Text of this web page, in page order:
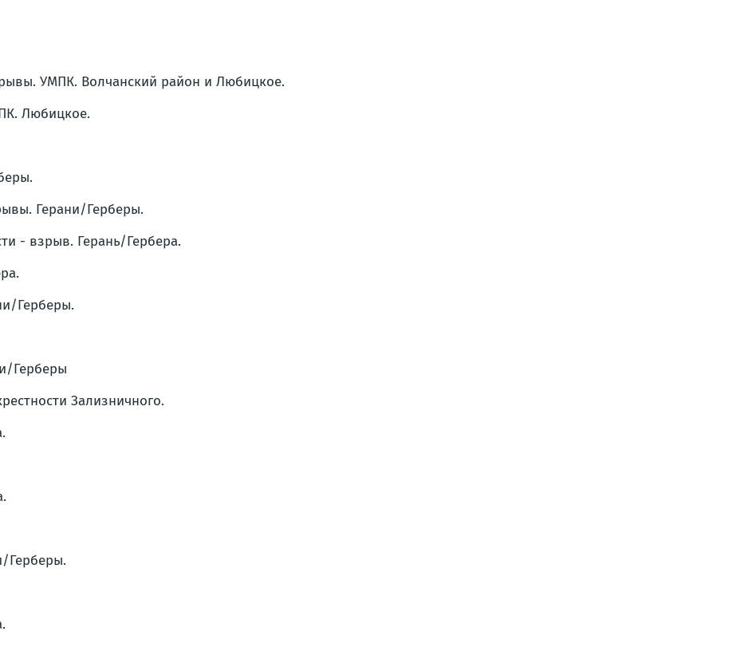
УМПК. Волчанский район и Любицкое.
Любицкое.
Герани/Герберы.
- взрыв. Герань/Гербера.
Герберы.
Герберы
Зализничного.
Герберы.